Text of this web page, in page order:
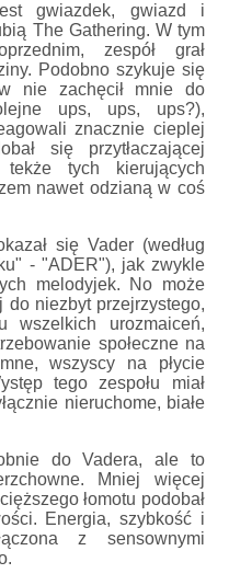
gwiazdek, gwiazd i
The Gathering. W tym
zespół grał
Podobno szykuje się
nie zachęcił mnie do
ups, ups, ups?),
znacznie cieplej
się przytłaczającej
tekże tych kierujących
nawet odzianą w coś
się Vader (według
- "ADER"), jak zwykle
melodyjek. No może
do niezbyt przejrzystego,
wszelkich urozmaiceń,
społeczne na
wszyscy na płycie
tego zespołu miał
nieruchome, białe
do Vadera, ale to
Mniej więcej
łomotu podobał
Energia, szybkość i
z sensownymi